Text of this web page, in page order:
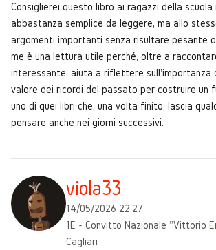
Consiglierei questo libro ai ragazzi della scuola
abbastanza semplice da leggere, ma allo
argomenti importanti senza risultare pesante
me è una lettura utile perché, oltre a
interessante, aiuta a riflettere sull'importanza
valore dei ricordi del passato per costruire un
uno di quei libri che, una volta finito, lascia
pensare anche nei giorni successivi.
viola33
14/05/2026 22:27
1E - Convitto Nazionale "Vittorio
Cagliari